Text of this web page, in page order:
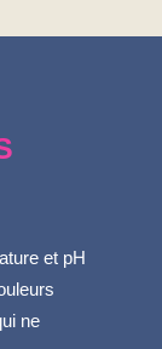
et pH
ne